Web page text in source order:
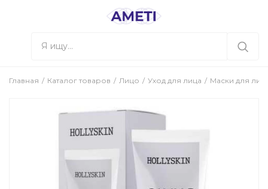
Главная Каталог товаров Лицо Уход для лица Маски для